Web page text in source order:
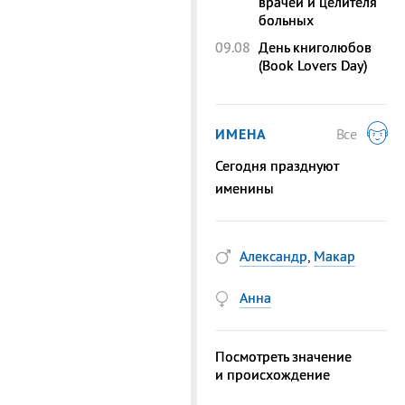
больных
09.08 День книголюбов
(Book Lovers Day)
ИМЕНА
Все
Сегодня празднуют
именины
Александр, Макар
Анна
Посмотреть значение
и происхождение